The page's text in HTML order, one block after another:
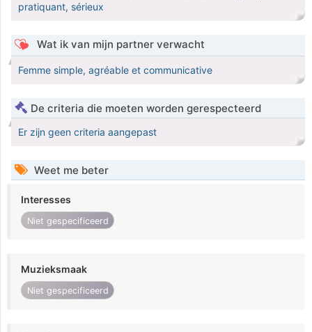
pratiquant, sérieux
Wat ik van mijn partner verwacht
Femme simple, agréable et communicative
De criteria die moeten worden gerespecteerd
Er zijn geen criteria aangepast
Weet me beter
Interesses
Niet gespecificeerd
Muzieksmaak
Niet gespecificeerd